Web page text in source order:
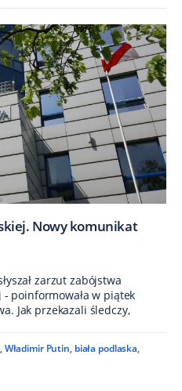
Nowy komunikat
zarzut zabójstwa
poinformowała w piątek
Jak przekazali śledczy,
,Władimir Putin, biała podlaska,